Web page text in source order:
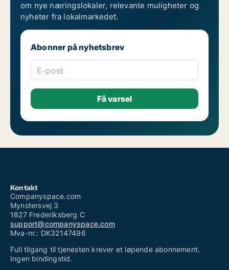
om nye næringslokaler, relevante muligheter og
nyheter fra lokalmarkedet.
Abonner på nyhetsbrev
E-post
Kontakt
Companyspace.com
Mynstersvej 3
1827 Frederiksberg C
support@companyspace.com
Mva-nr.: DK32147496
Full tilgang til tjenesten krever et løpende abonnement.
Ingen bindingstid.